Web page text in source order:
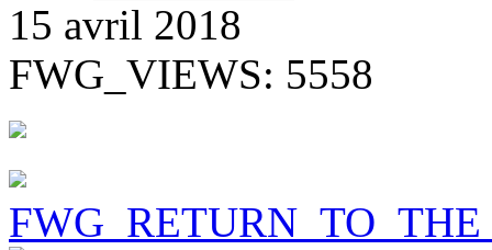
15 avril 2018
FWG_VIEWS: 5558